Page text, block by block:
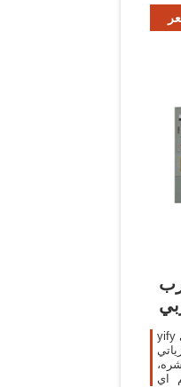
yify افضل منتجات يي هيرب بالعربي و اي
اي